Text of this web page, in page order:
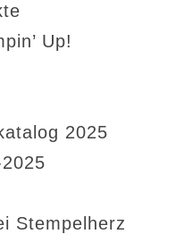
Up!
2025
Stempelherz